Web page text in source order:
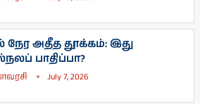
நேர அதீத தூக்கம்: இது
பாதிப்பா?
July 7, 2026